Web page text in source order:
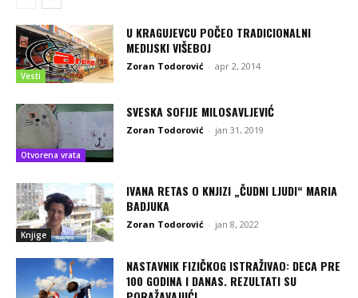
Vesti
U KRAGUJEVCU POČEO TRADICIONALNI
MEDIJSKI VIŠEBOJ
Zoran Todorović - apr 2, 2014
Otvorena vrata
SVESKA SOFIJE MILOSAVLJEVIĆ
Zoran Todorović - jan 31, 2019
Knjige
IVANA RETAS O KNJIZI „ČUDNI LJUDI“ MARIA
BADJUKA
Zoran Todorović - jan 8, 2022
NASTAVNIK FIZIČKOG ISTRAŽIVAO: DECA PRE
100 GODINA I DANAS. REZULTATI SU